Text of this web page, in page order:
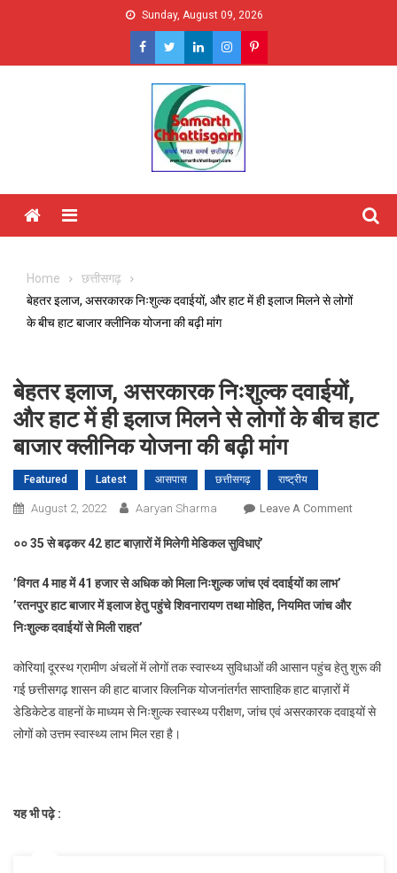
Sunday, August 09, 2026
Menu
Home
छत्तीसगढ़
बेहतर इलाज, असरकारक निःशुल्क दवाईयों, और हाट में ही इलाज मिलने से लोगों
के बीच हाट बाजार क्लीनिक योजना की बढ़ी मांग
बेहतर इलाज, असरकारक निःशुल्क दवाईयों,
और हाट में ही इलाज मिलने से लोगों के बीच हाट
बाजार क्लीनिक योजना की बढ़ी मांग
Featured Latest आसपास छत्तीसगढ़ राष्ट्रीय
August 2, 2022 Aaryan Sharma Leave A CommentOn
में
इलाज
००35से बढ़कर42हाट बाज़ारों में मिलेगी मेडिकल सुविधाएं’
’विगत4माह में41हजार से अधिक को मिला निःशुल्क जांच एवं दवाईयों का लाभ’
’रतनपुर हाट बाजार में इलाज हेतु पहुंचे शिवनारायण तथा मोहित,नियमित जांच और
निःशुल्क दवाईयों से मिली राहत’
कोरिया| दूरस्थ ग्रामीण अंचलों में लोगों तक स्वास्थ्य सुविधाओं की आसान पहुंच हेतु शुरू की
गई छत्तीसगढ़ शासन की हाट बाजार क्लिनिक योजनांतर्गत साप्ताहिक हाट बाज़ारों में
डेडिकेटेड वाहनों के माध्यम से निःशुल्क स्वास्थ्य परीक्षण, जांच एवं असरकारक दवाइयों से
लोगों को उत्तम स्वास्थ्य लाभ मिल रहा है।
यह भी पढ़े :